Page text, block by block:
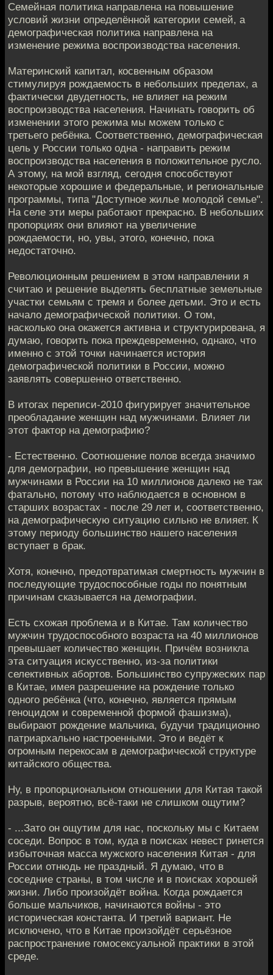
Семейная политика направлена на повышение
условий жизни определённой категории семей, а
демографическая политика направлена на
изменение режима воспроизводства населения.
Материнский капитал, косвенным образом
стимулируя рождаемость в небольших пределах, а
фактически двудетность, не влияет на режим
воспроизводства населения. Начинать говорить об
изменении этого режима мы можем только с
третьего ребёнка. Соответственно, демографическая
цель у России только одна - направить режим
воспроизводства населения в положительное русло.
А этому, на мой взгляд, сегодня способствуют
некоторые хорошие и федеральные, и региональные
программы, типа "Доступное жилье молодой семье".
На селе эти меры работают прекрасно. В небольших
пропорциях они влияют на увеличение
рождаемости, но, увы, этого, конечно, пока
недостаточно.
Революционным решением в этом направлении я
считаю и решение выделять бесплатные земельные
участки семьям с тремя и более детьми. Это и есть
начало демографической политики. О том,
насколько она окажется активна и структурирована, я
думаю, говорить пока преждевременно, однако, что
именно с этой точки начинается история
демографической политики в России, можно
заявлять совершенно ответственно.
В итогах переписи-2010 фигурирует значительное
преобладание женщин над мужчинами. Влияет ли
этот фактор на демографию?
- Естественно. Соотношение полов всегда значимо
для демографии, но превышение женщин над
мужчинами в России на 10 миллионов далеко не так
фатально, потому что наблюдается в основном в
старших возрастах - после 29 лет и, соответственно,
на демографическую ситуацию сильно не влияет. К
этому периоду большинство нашего населения
вступает в брак.
Хотя, конечно, предотвратимая смертность мужчин в
последующие трудоспособные годы по понятным
причинам сказывается на демографии.
Есть схожая проблема и в Китае. Там количество
мужчин трудоспособного возраста на 40 миллионов
превышает количество женщин. Причём возникла
эта ситуация искусственно, из-за политики
селективных абортов. Большинство супружеских пар
в Китае, имея разрешение на рождение только
одного ребёнка (что, конечно, является прямым
геноцидом и современной формой фашизма),
выбирают рождение мальчика, будучи традиционно
патриархально настроенными. Это и ведёт к
огромным перекосам в демографической структуре
китайского общества.
Ну, в пропорциональном отношении для Китая такой
разрыв, вероятно, всё-таки не слишком ощутим?
- ...Зато он ощутим для нас, поскольку мы с Китаем
соседи. Вопрос в том, куда в поисках невест ринется
избыточная масса мужского населения Китая - для
России отнюдь не праздный. Я думаю, что в
соседние страны, в том числе и в поисках хорошей
жизни. Либо произойдёт война. Когда рождается
больше мальчиков, начинаются войны - это
историческая константа. И третий вариант. Не
исключено, что в Китае произойдёт серьёзное
распространение гомосексуальной практики в этой
среде.